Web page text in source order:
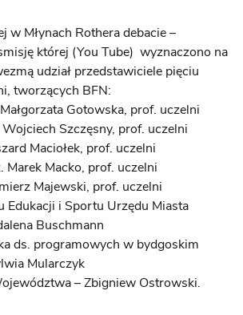
Młynach Rothera debacie –
której (You Tube) wyznaczono na
udział przedstawiciele pięciu
tworzących BFN:
Gotowska, prof. uczelni
Szczęsny, prof. uczelni
Maciołek, prof. uczelni
Marek Macko, prof. uczelni
Majewski, prof. uczelni
Edukacji i Sportu Urzędu Miasta
Buschmann
ds. programowych w bydgoskim
Mularczyk
– Zbigniew Ostrowski.